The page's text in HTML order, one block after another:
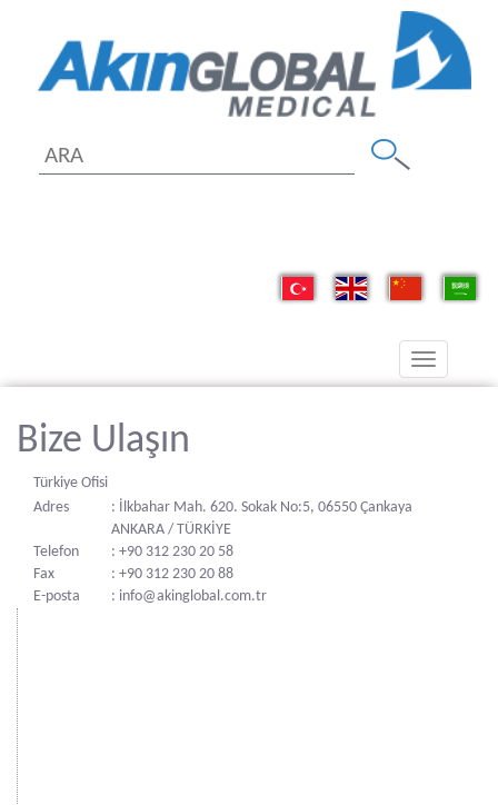
Toggle
navigation
Bize Ulaşın
Türkiye Ofisi
Adres
: İlkbahar Mah. 620. Sokak No:5, 06550 Çankaya
ANKARA / TÜRKİYE
Telefon
: +90 312 230 20 58
Fax
: +90 312 230 20 88
E-posta
: info@akinglobal.com.tr